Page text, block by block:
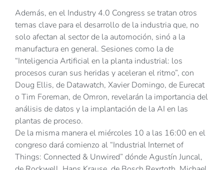
Además, en el Industry 4.0 Congress se tratan otros
temas clave para el desarrollo de la industria que, no
solo afectan al sector de la automoción, sinó a la
manufactura en general. Sesiones como la de
“Inteligencia Artificial en la planta industrial: los
procesos curan sus heridas y aceleran el ritmo”, con
Doug Ellis, de Datawatch, Xavier Domingo, de Eurecat
o Tim Foreman, de Omron, revelarán la importancia del
análisis de datos y la implantación de la AI en las
plantas de proceso.
De la misma manera el miércoles 10 a las 16:00 en el
congreso dará comienzo al “Industrial Internet of
Things: Connected & Unwired” dónde Agustín Juncal,